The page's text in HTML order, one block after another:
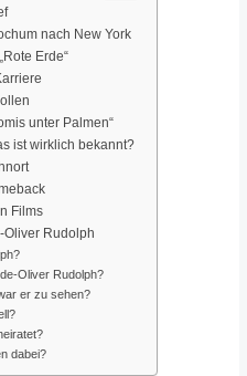
nach New York
Erde“
unter Palmen“
ist wirklich bekannt?
Films
Oliver Rudolph
Oliver Rudolph?
er zu sehen?
dabei?